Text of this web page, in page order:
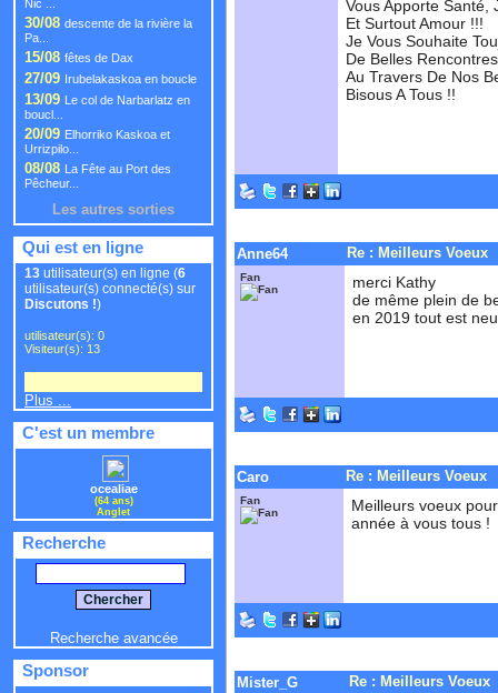
Nic ...
30/08 descente de la rivière la
Pa...
15/08 fêtes de Dax
27/09 Irubelakaskoa en boucle
13/09 Le col de Narbarlatz en
boucl...
20/09 Elhorriko Kaskoa et
Urrizpilo...
08/08 La Fête au Port des
Pêcheur...
Les autres sorties
Qui est en ligne
13 utilisateur(s) en ligne (6
utilisateur(s) connecté(s) sur
Discutons !)
utilisateur(s): 0
Visiteur(s): 13
Plus ...
C'est un membre
ocealiae
(64 ans)
Anglet
Recherche
Recherche avancée
Sponsor
Vous Apporte Santé,
Et Surtout Amour !!!
Je Vous Souhaite
De Belles Rencontres
Au Travers De Nos
Bisous A Tous !!
Anne64 Re : Meilleurs Voeux
Fan
merci Kathy
de même plein de
en 2019 tout est
Caro Re : Meilleurs Voeux
Fan
Meilleurs voeux
année à vous tous !
Mister_G Re : Meilleurs Voeux